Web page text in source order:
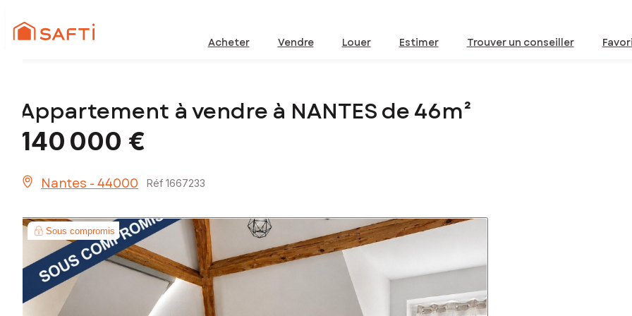
Acheter Vendre Louer Estimer Trouver un conseiller
Appartement à vendre à NANTES de 46m²
140 000 €
Nantes - 44000 Réf 1667233
Sous compromis